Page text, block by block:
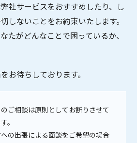
社サービスをおすすめしたり、し
しないことをお約束いたします。
たがどんなことで困っているか、
お待ちしております。
ご相談は原則としてお断りさせて
。
の出張による面談をご希望の場合